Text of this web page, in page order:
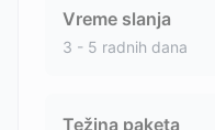
Vreme slanja
3 - 5 radnih dana
Težina paketa